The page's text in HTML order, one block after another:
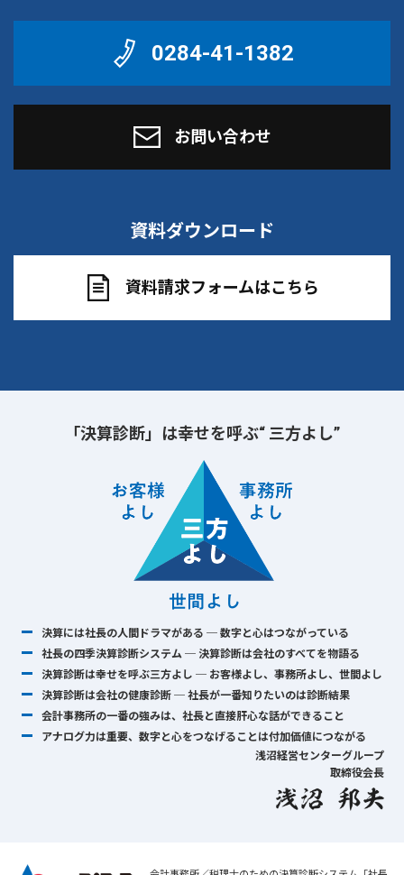
0284-41-1382
お問い合わせ
資料ダウンロード
資料請求フォームはこちら
「決算診断」は幸せを呼ぶ“ 三方よし”
決算には社長の人間ドラマがある ─ 数字と心はつながっている
社長の四季決算診断システム ─ 決算診断は会社のすべてを物語る
決算診断は幸せを呼ぶ三方よし ─ お客様よし、事務所よし、世間よし
決算診断は会社の健康診断 ─ 社長が一番知りたいのは診断結果
会計事務所の一番の強みは、社長と直接肝心な話ができること
アナログ力は重要、数字と心をつなげることは付加価値につながる
浅沼経営センターグループ
取締役会長